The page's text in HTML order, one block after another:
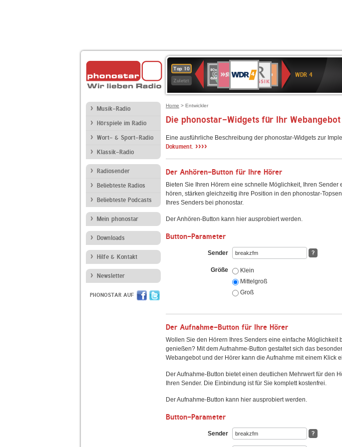
Top 10
Zuletzt
Deutschlandfunk
80er
90er
OLDIE
ANTENNE
4
KLASSIK
Deutschlandfunk
Kultur
Kultur
2
WDR 4
Musik-Radio
Hörspiele im Radio
Wort- & Sport-Radio
Klassik-Radio
Radiosender
Beliebteste Radios
Beliebteste Podcasts
Mein phonostar
Downloads
Hilfe & Kontakt
Newsletter
PHONOSTAR AUF
Home > Entwickler
Die phonostar-Widgets für Ihr Webangebot
Eine ausführliche Beschreibung der phonostar-Widgets zur
Dokument. ››››
Der Anhören-Button für Ihre Hörer
Bieten Sie Ihren Hörern eine schnelle Möglichkeit, Ihren
hören, stärken gleichzeitig ihre Position in den phonostar-
Ihres Senders bei phonostar.
Der Anhören-Button kann hier ausprobiert werden.
Button-Parameter
Sender ?
Größe
Klein
Mittelgroß
Groß
Der Aufnahme-Button für Ihre Hörer
Wollen Sie den Hörern Ihres Senders eine einfache
genießen? Mit dem Aufnahme-Button gestaltet sich das
Webangebot und der Hörer kann die Aufnahme mit einem Klick
Der Aufnahme-Button bietet einen deutlichen Mehrwert für den
Ihren Sender. Die Einbindung ist für Sie komplett kostenfrei.
Der Aufnahme-Button kann hier ausprobiert werden.
Button-Parameter
Sender ?